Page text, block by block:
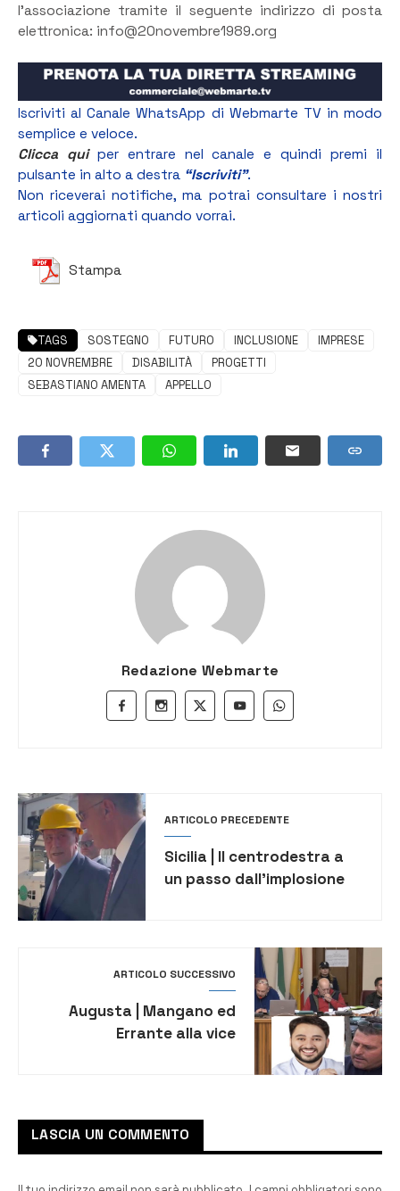
l’associazione tramite il seguente indirizzo di posta
elettronica: info@20novembre1989.org
Iscriviti al Canale WhatsApp di Webmarte TV in modo
semplice e veloce.
Clicca quiper entrare nel canale e quindi premi il
pulsante in alto a destra “Iscriviti”.
Non riceverai notifiche, ma potrai consultare i nostri
articoli aggiornati quando vorrai.
Stampa
TAGS SOSTEGNO FUTURO INCLUSIONE
IMPRESE
20 NOVREMBRE
DISABILITÀ
PROGETTI
SEBASTIANO AMENTA
APPELLO
Redazione Webmarte
ARTICOLO PRECEDENTE
Sicilia | Il centrodestra a
un passo dall’implosione
ARTICOLO SUCCESSIVO
Augusta | Mangano ed
Errante alla vice
LASCIA UN COMMENTO